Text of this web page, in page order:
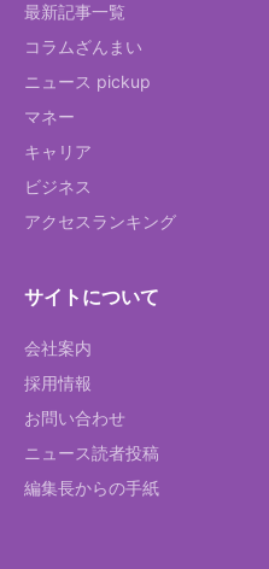
最新記事一覧
コラムざんまい
ニュース pickup
マネー
キャリア
ビジネス
アクセスランキング
サイトについて
会社案内
採用情報
お問い合わせ
ニュース読者投稿
編集長からの手紙